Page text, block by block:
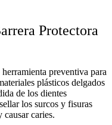
Protectora
preventiva para
plásticos delgados
de los dientes
los surcos y fisuras
causar caries.